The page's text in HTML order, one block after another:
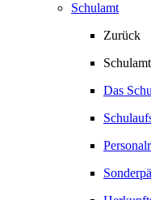
Schulamt
Zurück
Schulamt
Das